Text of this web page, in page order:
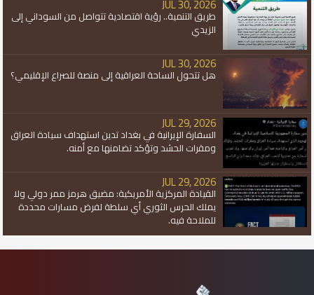
JUL 30, 2026
طريق التنمية.. رؤية اقتصادية تتواصل من السوداني إلى
الزيدي
JUL 30, 2026
هل تتحول الساحة العراقية إلى منصة للصراع الإقليمي؟
JUL 29, 2026
السفارة الإيرانية في بغداد تدين استهداف سيادة العراق
ومقرات الحشد وتؤكد تضامنها مع أمنه.
JUL 29, 2026
القيادة المركزية الأمريكية: مضيق هرمز ممر دولي ولا
يملك الحرس الثوري أي سلطة لفرض مسارات محددة
للملاحة فيه.